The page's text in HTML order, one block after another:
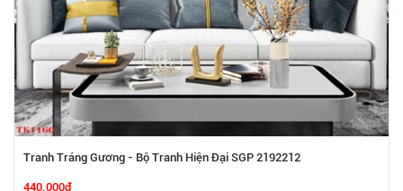
Tranh Tráng Gương - Bộ Tranh Hiện Đại SGP 2192212
440.000₫